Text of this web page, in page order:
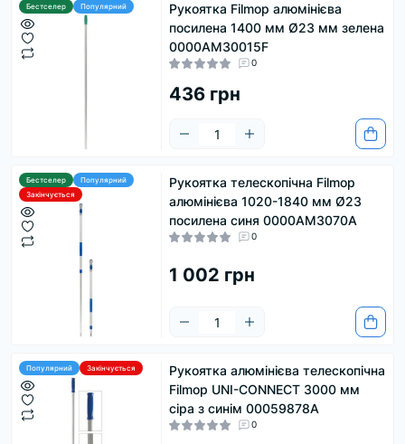
Бестселер Популярний
Рукоятка Filmop алюмінієва
посилена 1400 мм Ø23 мм зелена
0000AM30015F
0
436 грн
Бестселер
Популярний
Закінчується
Рукоятка телескопічна Filmop
алюмінієва 1020-1840 мм Ø23
посилена синя 0000AM3070A
0
1 002 грн
Популярний Закінчується
Рукоятка алюмінієва телескопічна
Filmop UNI-CONNECT 3000 мм
сіра з синім 00059878A
0